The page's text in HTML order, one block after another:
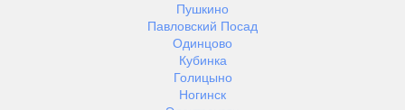
Пушкино
Павловский Посад
Одинцово
Кубинка
Голицыно
Ногинск